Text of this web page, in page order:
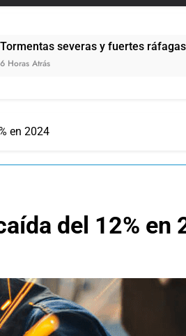
y fuertes ráfagas de viento:
en 2024
del 12% en